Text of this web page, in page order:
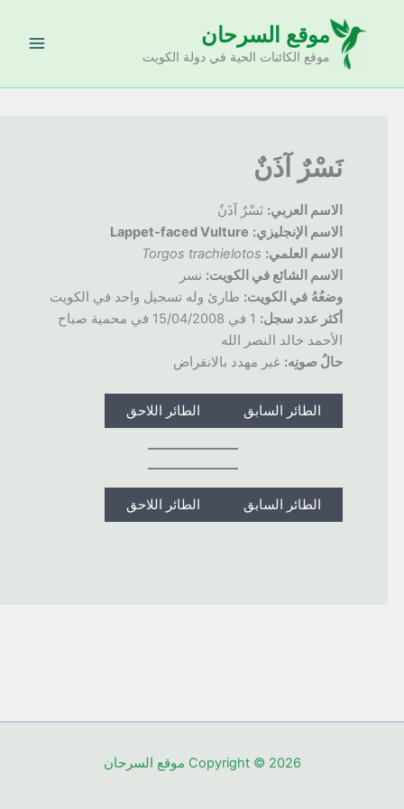
موقع السرحان
موقع الكائنات الحية في دولة الكويت
نَسْرٌ آذَنٌ
الاسم العربي:نَسْرٌ آذَنٌ
الاسم الإنجليزي: Lappet-faced Vulture
الاسم العلمي: Torgos trachielotos
الاسم الشائع في الكويت:نسر
وضعُهُ في الكويت:طارئ وله تسجيل واحد في الكويت
أكثر عدد سجل:
1 في 15/04/2008 في محمية صباح
الأحمد خالد النصر الله
حالُصونِه:غير مهدد بالانقراض
الطائر السابق الطائر اللاحق
الطائر السابق الطائر اللاحق
Copyright © 2026 موقع السرحان